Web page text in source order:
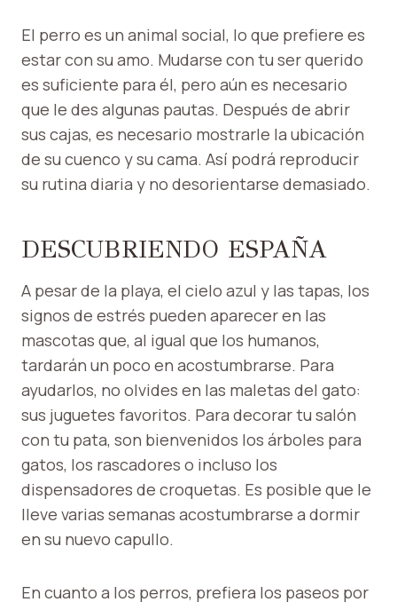
El perro es un animal social, lo que prefiere es
estar con su amo. Mudarse con tu ser querido
es suficiente para él, pero aún es necesario
que le des algunas pautas. Después de abrir
sus cajas, es necesario mostrarle la ubicación
de su cuenco y su cama. Así podrá reproducir
su rutina diaria y no desorientarse demasiado.
DESCUBRIENDO ESPAÑA
A pesar de la playa, el cielo azul y las tapas, los
signos de estrés pueden aparecer en las
mascotas que, al igual que los humanos,
tardarán un poco en acostumbrarse. Para
ayudarlos, no olvides en las maletas del gato:
sus juguetes favoritos. Para decorar tu salón
con tu pata, son bienvenidos los árboles para
gatos, los rascadores o incluso los
dispensadores de croquetas. Es posible que le
lleve varias semanas acostumbrarse a dormir
en su nuevo capullo.
En cuanto a los perros, prefiera los paseos por